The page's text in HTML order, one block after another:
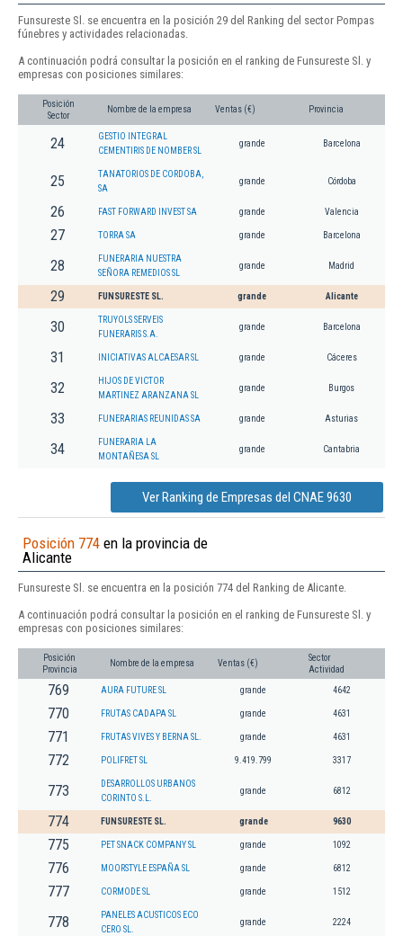
Funsureste Sl. se encuentra en la posición 29 del Ranking del sector Pompas
fúnebres y actividades relacionadas.
A continuación podrá consultar la posición en el ranking de Funsureste Sl. y
empresas con posiciones similares:
Posición
Sector
Nombre de la empresa Ventas (€) Provincia
24
GESTIO INTEGRAL
CEMENTIRIS DE NOMBER SL
grande Barcelona
25
TANATORIOS DE CORDOBA,
SA
grande Córdoba
26 FAST FORWARD INVEST SA grande Valencia
27 TORRA SA grande Barcelona
28
FUNERARIA NUESTRA
SEÑORA REMEDIOS SL
grande Madrid
29 FUNSURESTE SL. grande Alicante
30
TRUYOLS SERVEIS
FUNERARIS S.A.
grande Barcelona
31 INICIATIVAS ALCAESAR SL grande Cáceres
32
HIJOS DE VICTOR
MARTINEZ ARANZANA SL
grande Burgos
33 FUNERARIAS REUNIDAS SA grande Asturias
34
FUNERARIA LA
MONTAÑESA SL
grande Cantabria
Ver Ranking de Empresas del CNAE 9630
Posición 774 en la provincia de
Alicante
Funsureste Sl. se encuentra en la posición 774 del Ranking de Alicante.
A continuación podrá consultar la posición en el ranking de Funsureste Sl. y
empresas con posiciones similares:
Posición
Provincia
Nombre de la empresa Ventas (€)
Sector
Actividad
769 AURA FUTURE SL grande 4642
770 FRUTAS CADAPA SL grande 4631
771 FRUTAS VIVES Y BERNA SL. grande 4631
772 POLIFRET SL 9.419.799 3317
773
DESARROLLOS URBANOS
CORINTO S.L.
grande 6812
774 FUNSURESTE SL. grande 9630
775 PET SNACK COMPANY SL grande 1092
776 MOORSTYLE ESPAÑA SL grande 6812
777 CORMODE SL grande 1512
778
PANELES ACUSTICOS ECO
CERO SL.
grande 2224